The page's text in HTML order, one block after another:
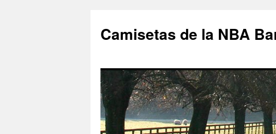
Camisetas de la NBA